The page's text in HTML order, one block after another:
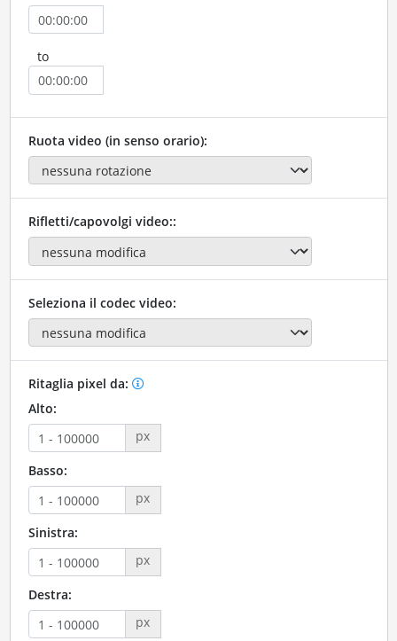
to
Ruota video (in senso orario):
Rifletti/capovolgi video::
Seleziona il codec video:
Ritaglia pixel da:
Alto:
px
Basso:
px
Sinistra:
px
Destra:
px